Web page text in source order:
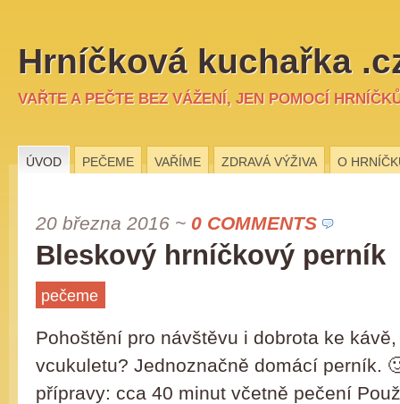
Hrníčková kuchařka
VAŘTE A PEČTE BEZ VÁŽENÍ, JEN POMOCÍ
ÚVOD PEČEME VAŘÍME ZDRAVÁ VÝŽIVA O
20 března 2016 ~ 0 COMMENTS
Bleskový hrníčkový perník
pečeme
Pohoštění pro návštěvu i dobrota ke
vcukuletu? Jednoznačně domácí perník.
přípravy: cca 40 minut včetně pečení